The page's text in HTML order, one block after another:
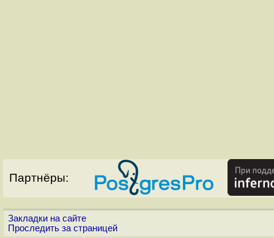
Партнёры:
Закладки на сайте
Проследить за страницей